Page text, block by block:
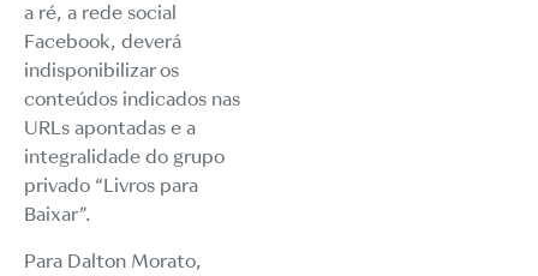
a ré, a rede social
Facebook, deverá
indisponibilizar os
conteúdos indicados nas
URLs apontadas e a
integralidade do grupo
privado “Livros para
Baixar”.
Para Dalton Morato,